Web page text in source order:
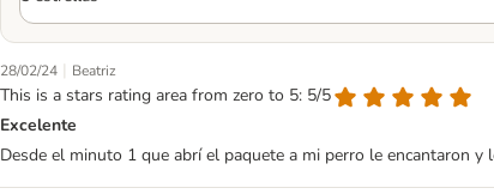
28/02/24 | Beatriz
This is a stars rating area from zero to 5: 5/5
Excelente
Desde el minuto 1 que abrí el paquete a mi perro le encantaron